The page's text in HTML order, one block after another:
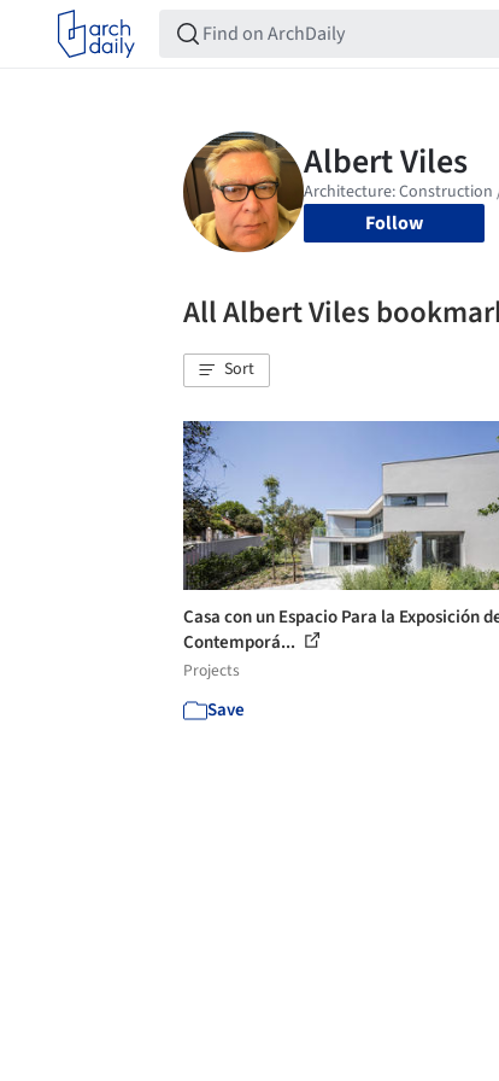
Follow
All Albert Viles
Sort
Casa con un Espacio Para la Exposición
Contemporá...
Projects
Save